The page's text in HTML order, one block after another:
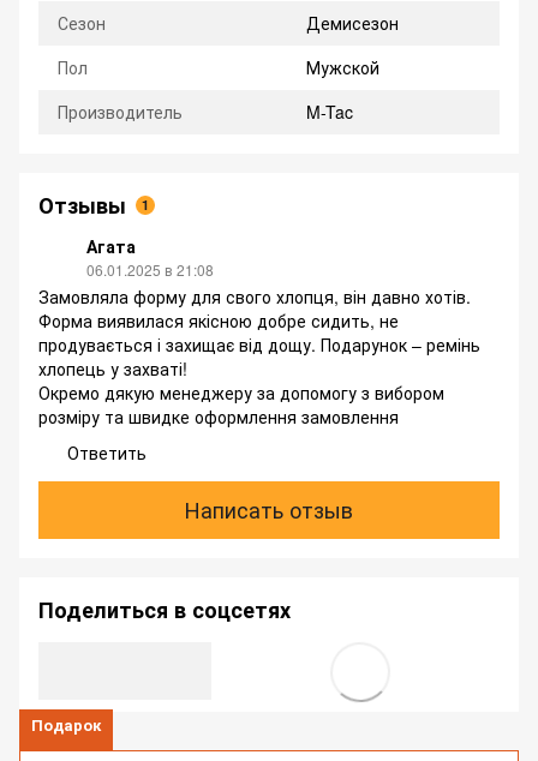
Сезон
Демисезон
Пол
Мужской
Производитель
M-Tac
Отзывы 1
Агата
06.01.2025 в 21:08
Замовляла форму для свого хлопця, він давно хотів.
Форма виявилася якісною добре сидить, не
продувається і захищає від дощу. Подарунок – ремінь
хлопець у захваті!
Окремо дякую менеджеру за допомогу з вибором
розміру та швидке оформлення замовлення
Ответить
Написать отзыв
Поделиться в соцсетях
Подарок